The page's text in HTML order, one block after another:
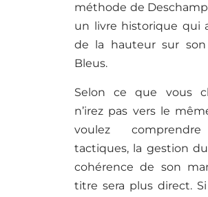
méthode de
un livre historique qui
de la hauteur sur
Bleus.
Selon ce que vous
n’irez pas vers le
voulez
tactiques, la gestion
cohérence de son
titre sera plus direct.